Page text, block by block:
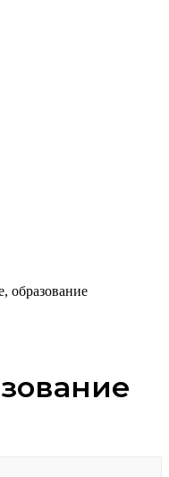
образование